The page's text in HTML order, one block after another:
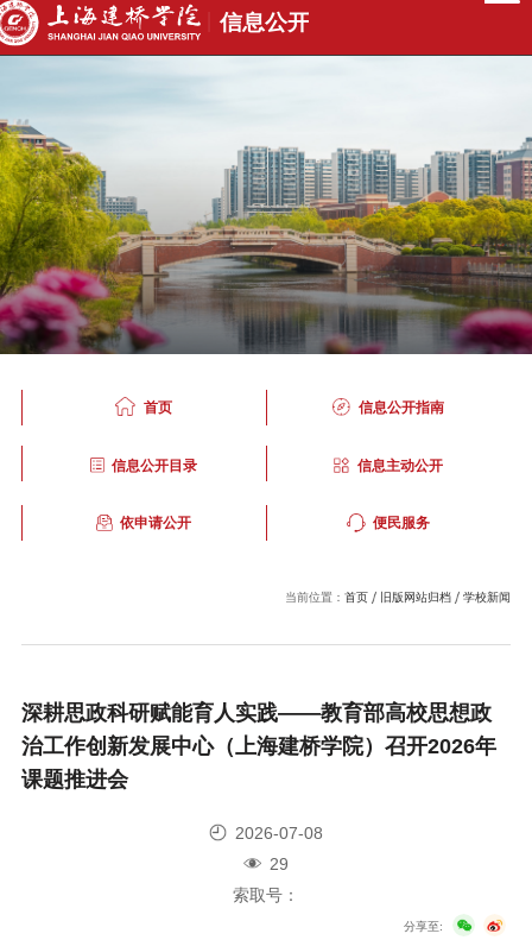
首页 信息公开指南
信息公开目录 信息主动公开
依申请公开 便民服务
当前位置：首页 旧版网站归档 学校新闻
深耕思政科研赋能育人实践——教育部高校思想政
治工作创新发展中心（上海建桥学院）召开2026年
课题推进会
2026-07-08
29
索取号：
分享至: